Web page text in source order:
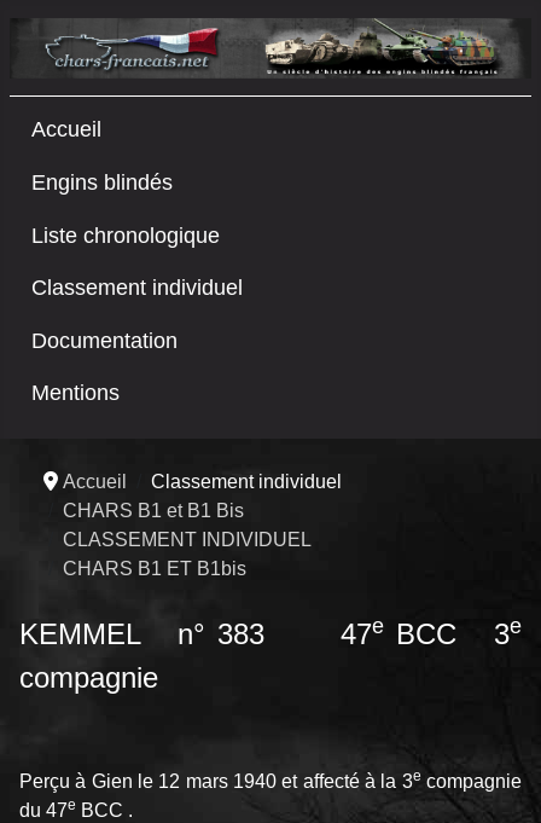
Accueil
Engins blindés
Liste chronologique
Classement individuel
Documentation
Mentions
Accueil
Classement individuel
CHARS B1 et B1 Bis
CLASSEMENT INDIVIDUEL
CHARS B1 ET B1bis
KEMMEL n° 383 47eBCC 3e
compagnie
Perçu à Gien le 12 mars 1940 et affecté à la 3e compagnie
du 47e BCC .